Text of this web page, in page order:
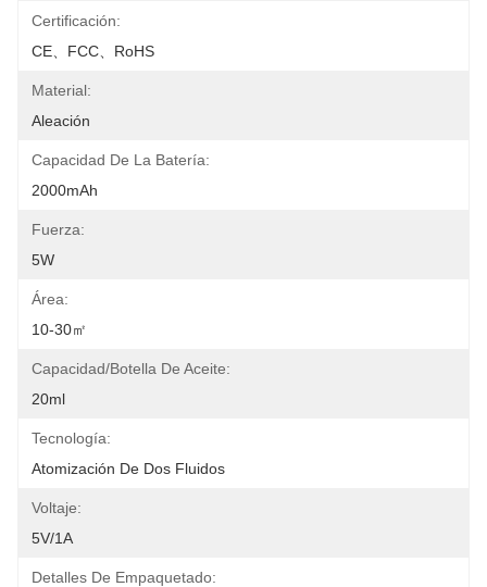
Certificación:
CE、FCC、RoHS
Material:
Aleación
Capacidad De La Batería:
2000mAh
Fuerza:
5W
Área:
10-30㎡
Capacidad/Botella De Aceite:
20ml
Tecnología:
Atomización De Dos Fluidos
Voltaje:
5V/1A
Detalles De Empaquetado: